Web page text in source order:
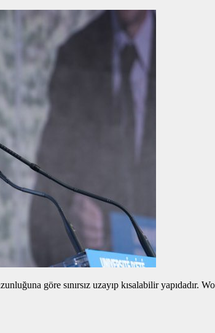
göre sınırsız uzayıp kısalabilir yapıdadır.